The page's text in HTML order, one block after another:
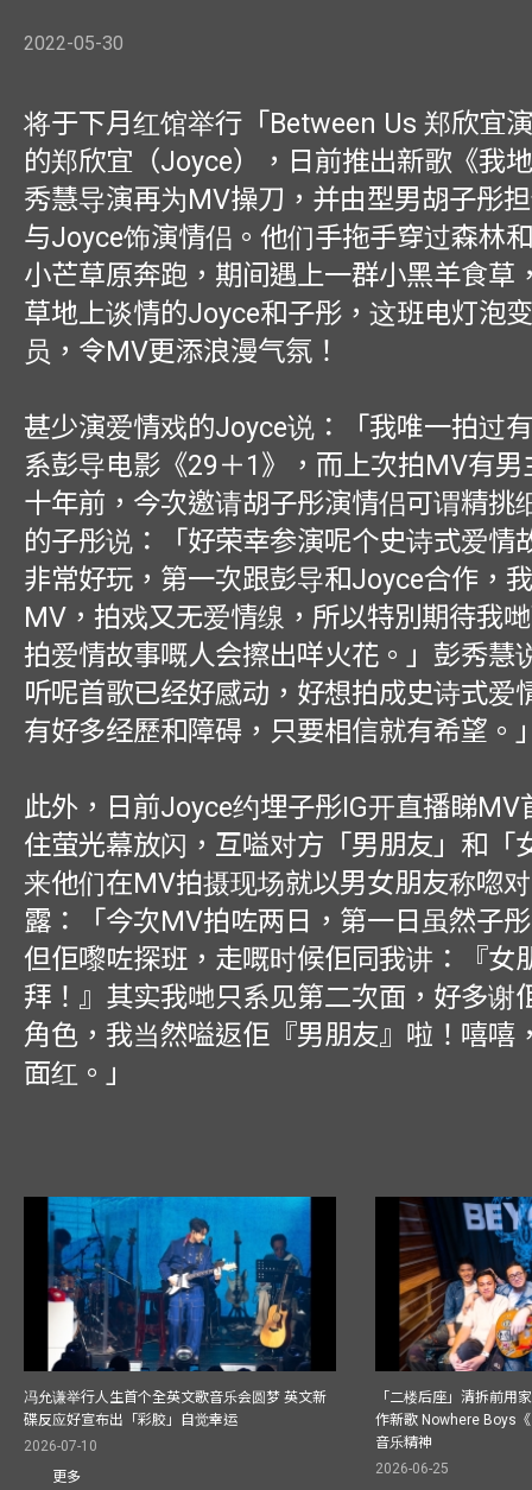
2022-05-30
将于下月红馆举行「Between Us 郑欣宜
的郑欣宜（Joyce），日前推出新歌《我
秀慧导演再为MV操刀，并由型男胡子彤
与Joyce饰演情侣。他们手拖手穿过森林
小芒草原奔跑，期间遇上一群小黑羊食草
草地上谈情的Joyce和子彤，这班电灯泡
员，令MV更添浪漫气氛！
甚少演爱情戏的Joyce说：「我唯一拍过
系彭导电影《29＋1》，而上次拍MV有
十年前，今次邀请胡子彤演情侣可谓精挑
的子彤说：「好荣幸参演呢个史诗式爱情
非常好玩，第一次跟彭导和Joyce合作，
MV，拍戏又无爱情缐，所以特別期待我
拍爱情故事嘅人会擦出咩火花。」彭秀慧
听呢首歌已经好感动，好想拍成史诗式爱
有好多经歷和障碍，只要相信就有希望。
此外，日前Joyce约埋子彤IG开直播睇MV
住萤光幕放闪，互嗌对方「男朋友」和「
来他们在MV拍摄现场就以男女朋友称唿
露：「今次MV拍咗两日，第一日虽然子
但佢嚟咗探班，走嘅时候佢同我讲：『女
拜！』其实我哋只系见第二次面，好多谢
角色，我当然嗌返佢『男朋友』啦！嘻嘻
面红。」
冯允谦举行人生首个全英文歌音乐会圆梦 英文新
碟反应好宣布出「彩胶」自觉幸运
2026-07-10
更多
「二楼后座」清拆前用
作新歌 Nowhere Boys
音乐精神
2026-06-25